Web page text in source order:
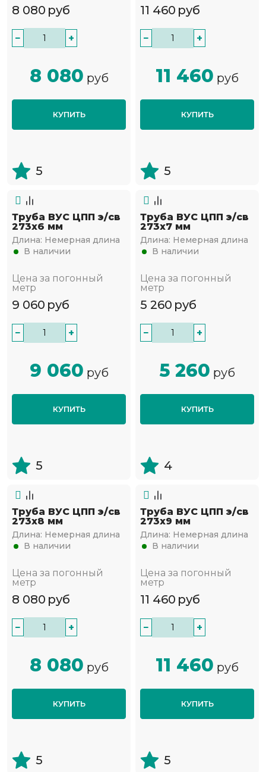
8 080 руб
− +
8 080 руб
КУПИТЬ
5
11 460 руб
− +
11 460 руб
КУПИТЬ
5
Труба ВУС ЦПП э/св
273х6 мм
Длина: Немерная длина
В наличии
Цена за погонный
метр
9 060 руб
− +
9 060 руб
КУПИТЬ
5
Труба ВУС ЦПП э/св
273х7 мм
Длина: Немерная длина
В наличии
Цена за погонный
метр
5 260 руб
− +
5 260 руб
КУПИТЬ
4
Труба ВУС ЦПП э/св
273х8 мм
Длина: Немерная длина
В наличии
Цена за погонный
метр
8 080 руб
− +
8 080 руб
КУПИТЬ
5
Труба ВУС ЦПП э/св
273х9 мм
Длина: Немерная длина
В наличии
Цена за погонный
метр
11 460 руб
− +
11 460 руб
КУПИТЬ
5